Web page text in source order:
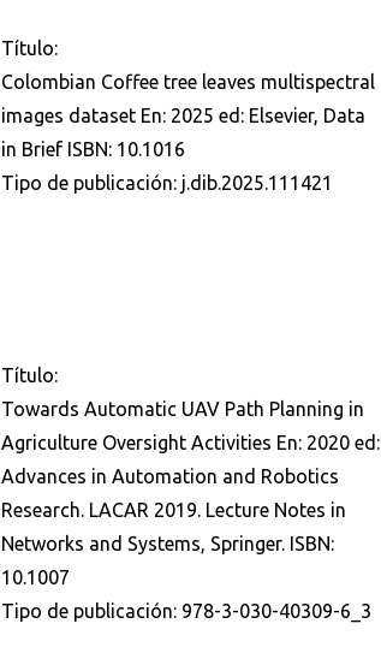
Título:
Colombian Coffee tree leaves multispectral
images dataset En: 2025 ed: Elsevier, Data
in Brief ISBN: 10.1016
Tipo de publicación: j.dib.2025.111421
Título:
Towards Automatic UAV Path Planning in
Agriculture Oversight Activities En: 2020 ed:
Advances in Automation and Robotics
Research. LACAR 2019. Lecture Notes in
Networks and Systems, Springer. ISBN:
10.1007
Tipo de publicación: 978-3-030-40309-6_3
Buscar en: *